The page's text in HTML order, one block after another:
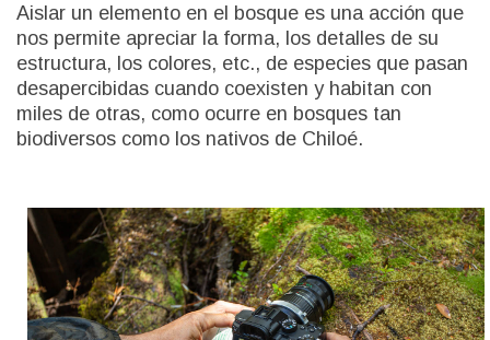
Aislar un elemento en el bosque es una acción que
nos permite apreciar la forma, los detalles de su
estructura, los colores, etc., de especies que pasan
desapercibidas cuando coexisten y habitan con
miles de otras, como ocurre en bosques tan
biodiversos como los nativos de Chiloé.